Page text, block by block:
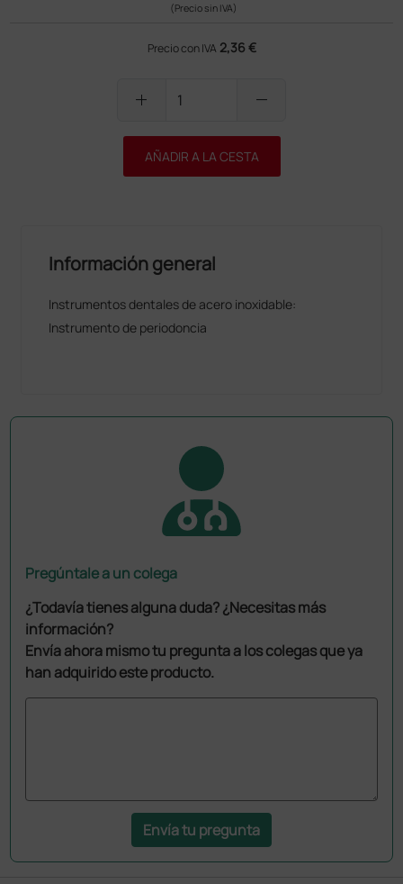
(Precio sin IVA)
Precio con IVA 2,36 €
add remove
AÑADIR A LA CESTA
Información general
Instrumentos dentales de acero inoxidable:
Instrumento de periodoncia
Pregúntale a un colega
¿Todavía tienes alguna duda? ¿Necesitas más
información?
Envía ahora mismo tu pregunta a los colegas que ya
han adquirido este producto.
Envía tu pregunta